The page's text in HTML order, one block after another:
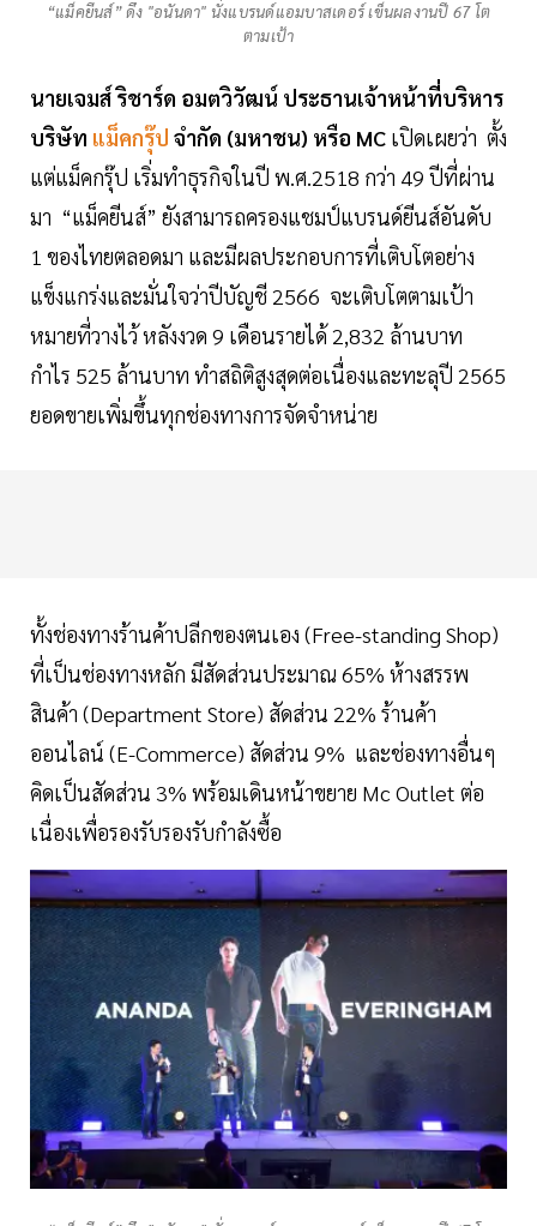
“แม็คยีนส์” ดึง "อนันดา" นั่งแบรนด์แอมบาสเดอร์ เข็นผลงานปี 67 โต
ตามเป้า
นายเจมส์ ริชาร์ด อมตวิวัฒน์ ประธานเจ้าหน้าที่บริหาร
บริษัท แม็คกรุ๊ป จำกัด (มหาชน) หรือ MC เปิดเผยว่า ตั้ง
แต่แม็คกรุ๊ป เริ่มทำธุรกิจในปี พ.ศ.2518 กว่า 49 ปีที่ผ่าน
มา “แม็คยีนส์” ยังสามารถครองแชมป์แบรนด์ยีนส์อันดับ
1 ของไทยตลอดมา และมีผลประกอบการที่เติบโตอย่าง
แข็งแกร่งและมั่นใจว่าปีบัญชี 2566 จะเติบโตตามเป้า
หมายที่วางไว้ หลังงวด 9 เดือนรายได้ 2,832 ล้านบาท
กำไร 525 ล้านบาท ทำสถิติสูงสุดต่อเนื่องและทะลุปี 2565
ยอดขายเพิ่มขึ้นทุกช่องทางการจัดจำหน่าย
ทั้งช่องทางร้านค้าปลีกของตนเอง (Free-standing Shop)
ที่เป็นช่องทางหลัก มีสัดส่วนประมาณ 65% ห้างสรรพ
สินค้า (Department Store) สัดส่วน 22% ร้านค้า
ออนไลน์ (E-Commerce) สัดส่วน 9% และช่องทางอื่นๆ
คิดเป็นสัดส่วน 3% พร้อมเดินหน้าขยาย Mc Outlet ต่อ
เนื่องเพื่อรองรับรองรับกำลังซื้อ